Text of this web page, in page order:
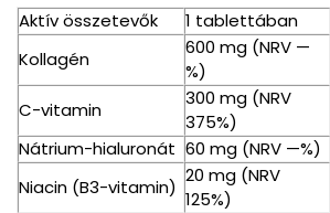
Aktív összetevők 1 tablettában
Kollagén
600 mg (NRV —
%)
C-vitamin
300 mg (NRV
375%)
Nátrium-hialuronát 60 mg (NRV —%)
Niacin (B3-vitamin)
20 mg (NRV
125%)